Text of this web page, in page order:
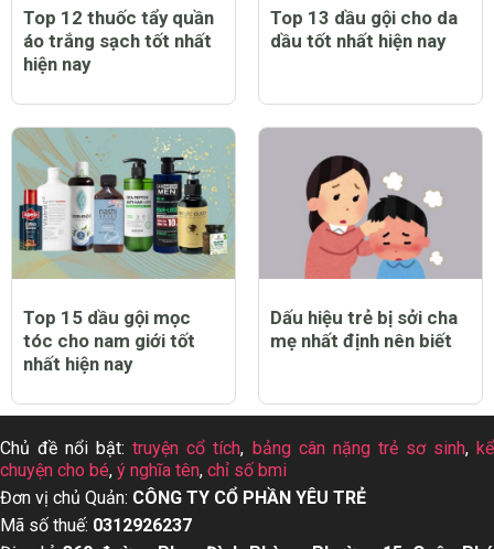
Top 12 thuốc tẩy quần
áo trắng sạch tốt nhất
hiện nay
Top 13 dầu gội cho da
dầu tốt nhất hiện nay
Top 15 dầu gội mọc
tóc cho nam giới tốt
nhất hiện nay
Dấu hiệu trẻ bị sởi cha
mẹ nhất định nên biết
Chủ đề nổi bật:truyện cổ tích, bảng cân nặng trẻ sơ sinh, kể
chuyện cho bé, ý nghĩa tên, chỉ số bmi
Đơn vị chủ Quản: CÔNG TY CỔ PHẦN YÊU TRẺ
Mã số thuế: 0312926237